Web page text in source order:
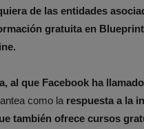
de las entidades
gratuita en
al que Facebook ha
como la respuesta a la
también ofrece cursos